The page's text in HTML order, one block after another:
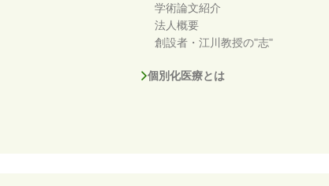
学術論文紹介
法人概要
創設者・江川教授の"志"
個別化医療とは